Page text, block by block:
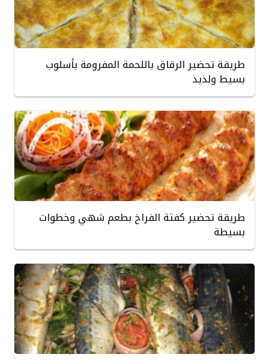
طريقة تحضير الرقاق باللحمة المفرومة بأسلوب
بسيط ولذيذ
طريقة تحضير كفتة الفراخ بطعم شهي وخطوات
بسيطة